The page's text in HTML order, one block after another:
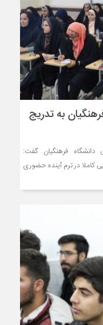
به تدریج
فرهنگیان گفت:
آموزش ابتدایی کاملا در ترم آینده حضوری